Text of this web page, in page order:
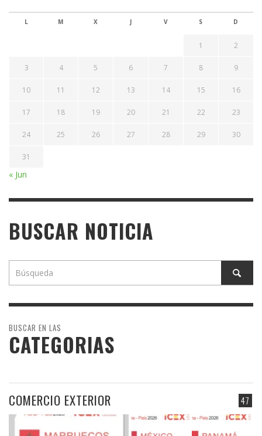
L M X J V S D
1 2
3 4 5 6 7 8 9
10 11 12 13 14 15 16
17 18 19 20 21 22 23
24 25 26 27 28 29 30
31
« Jun
BUSCAR NOTICIA
BUSCAR EN LAS
CATEGORIAS
47
COMERCIO EXTERIOR